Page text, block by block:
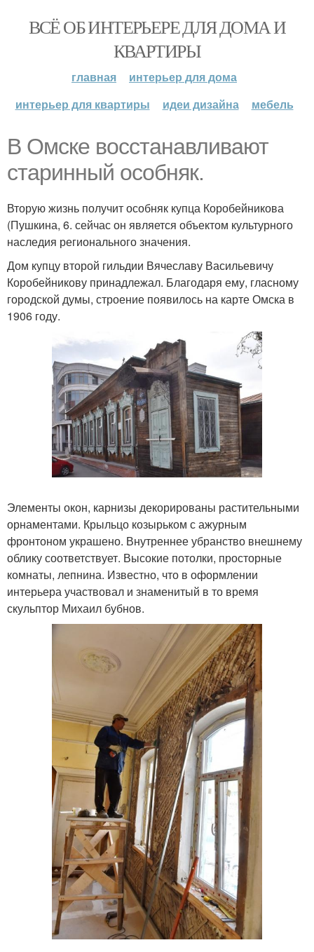
ВСЁ ОБ ИНТЕРЬЕРЕ ДЛЯ ДОМА И
КВАРТИРЫ
главная
интерьер для дома
интерьер для квартиры
идеи дизайна мебель
В Омске восстанавливают
старинный особняк.
Вторую жизнь получит особняк купца Коробейникова
(Пушкина, 6. сейчас он является объектом культурного
наследия регионального значения.
Дом купцу второй гильдии Вячеславу Васильевичу
Коробейникову принадлежал. Благодаря ему, гласному
городской думы, строение появилось на карте Омска в
1906 году.
Элементы окон, карнизы декорированы растительными
орнаментами. Крыльцо козырьком с ажурным
фронтоном украшено. Внутреннее убранство внешнему
облику соответствует. Высокие потолки, просторные
комнаты, лепнина. Известно, что в оформлении
интерьера участвовал и знаменитый в то время
скульптор Михаил бубнов.